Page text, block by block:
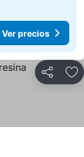
Ver precios
Compartir